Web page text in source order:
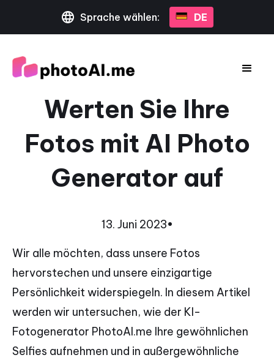
Sprache wählen: DE
Werten Sie Ihre
Fotos mit AI Photo
Generator auf
13. Juni 2023•
Wir alle möchten, dass unsere Fotos
hervorstechen und unsere einzigartige
Persönlichkeit widerspiegeln. In diesem Artikel
werden wir untersuchen, wie der KI-
Fotogenerator PhotoAI.me Ihre gewöhnlichen
Selfies aufnehmen und in außergewöhnliche